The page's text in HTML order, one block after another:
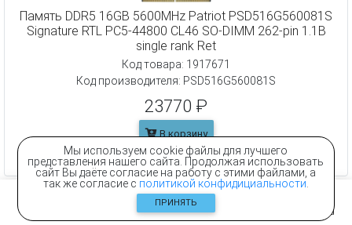
Мы используем cookie файлы для лучшего
представления нашего сайта. Продолжая использовать
сайт Вы даёте согласие на работу с этими файлами, а
так же согласие с политикой конфидициальности
ПРИНЯТЬ
Память DDR5 16GB 5600MHz Patriot PSD516G560081S
Signature RTL PC5-44800 CL46 SO-DIMM 262-pin 1.1В
single rank Ret
Код товара: 1917671
Код производителя: PSD516G560081S
23770 ₽
В корзину
Под заказ
Previous
1 2
Контакты Корзина